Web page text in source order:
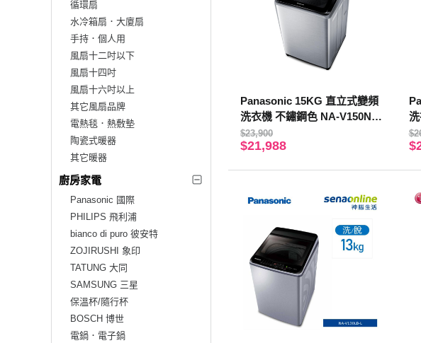
循環扇
水冷箱扇．大廈扇
手持．個人用
風扇十二吋以下
風扇十四吋
風扇十六吋以上
其它風扇品牌
電熱毯．熱敷墊
陶瓷式暖器
其它暖器
廚房家電
Panasonic 國際
PHILIPS 飛利浦
bianco di puro 彼安特
ZOJIRUSHI 象印
TATUNG 大同
SAMSUNG 三星
保溫杯/隨行杯
BOSCH 博世
電鍋．電子鍋
Panasonic 15KG 直立式變頻
洗衣機 不鏽鋼色 NA-V150NM
S-S【贈基本安裝】
$23,900
$21,988
N